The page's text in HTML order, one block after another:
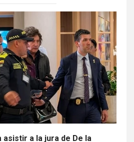
asistir a la jura de De la